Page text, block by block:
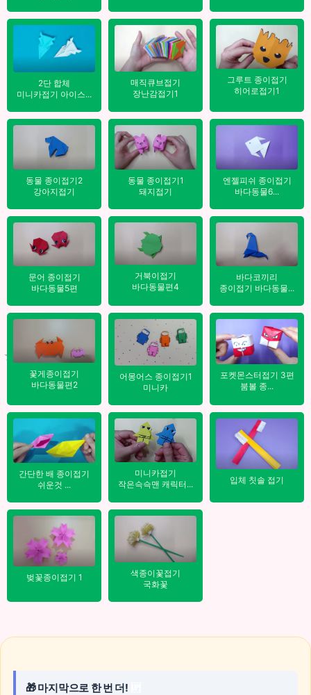
⭐
2단 합체
미니카접기 아이스...
매직큐브접기
장난감접기1
그루트 종이접기
히어로접기1
동물 종이접기2
강아지접기
동물 종이접기1
돼지접기
엔젤피쉬 종이접기
바다동물6...
문어 종이접기
바다동물5편
거북이접기
바다동물편4
바다코끼리
종이접기 바다동물...
꽃게종이접기
바다동물편2
어몽어스 종이접기1
미니카
포켓몬스터접기 3편
붐볼 종...
간단한 배 종이접기
쉬운것 ...
미니카접기
작은슥슥맨 캐릭터...
입체 칫솔 접기
벚꽃종이접기 1
색종이꽃접기
국화꽃
🎁 마지막으로 한 번 더!